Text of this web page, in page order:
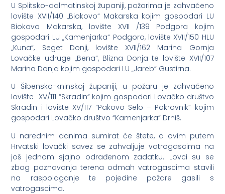
U Splitsko-dalmatinskoj županiji, požarima je zahvaćeno
lovište XVII/140 „Biokovo“ Makarska kojim gospodari LU
Biokovo Makarska, lovište XVII /139 Podgora kojim
gospodari LU „Kamenjarka“ Podgora, lovište XVII/150 HLU
„Kuna“, Seget Donji, lovište XVII/162 Marina Gornja
Lovačke udruge „Bena“, Blizna Donja te lovište XVII/107
Marina Donja kojim gospodari LU „Jareb“ Gustirna.
U Šibensko-kninskoj županiji, u požaru je zahvaćeno
lovište XV/111 “Skradin” kojim gospodari Lovačko društvo
Skradin i lovište XV/117 “Pakovo Selo – Pokrovnik” kojim
gospodari Lovačko društvo “Kamenjarka” Drniš.
U narednim danima sumirat će štete, a ovim putem
Hrvatski lovački savez se zahvaljuje vatrogascima na
još jednom sjajno odrađenom zadatku. Lovci su se
zbog poznavanja terena odmah vatrogascima stavili
na raspolaganje te pojedine požare gasili s
vatrogascima.